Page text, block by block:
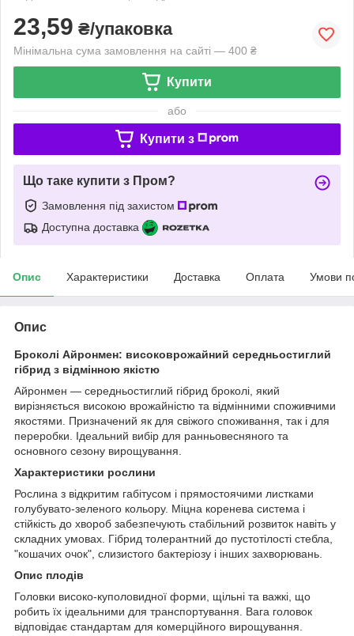
23,59 ₴/упаковка
Мінімальна сума замовлення на сайті — 400 ₴
Купити
або
Купити з
Що таке купити з Пром?
Замовлення під захистом
Доступна доставка
Опис Характеристики Доставка Оплата Умови
Опис
Броколі Айронмен: високоврожайний середньостиглий
гібрид з відмінною якістю
Айронмен — середньостиглий гібрид броколі, який
вирізняється високою врожайністю та відмінними споживчими
якостями. Призначений як для свіжого споживання, так і для
переробки. Ідеальний вибір для ранньовесняного та
основного сезону вирощування.
Характеристики рослини
Рослина з відкритим габітусом і прямостоячими листками
голубувато-зеленого кольору. Міцна коренева система і
стійкість до хвороб забезпечують стабільний розвиток навіть у
складних умовах. Гібрид толерантний до пустотілості стебла,
"кошачих очок", слизистого бактеріозу і інших захворювань.
Опис плодів
Головки високо-куполовидної форми, щільні та важкі, що
робить їх ідеальними для транспортування. Вага головок
відповідає стандартам для комерційного вирощування.